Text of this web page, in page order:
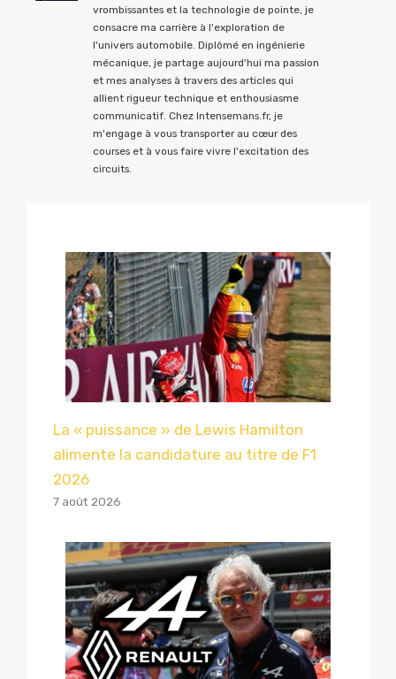
vrombissantes et la technologie de pointe, je
consacre ma carrière à l'exploration de
l'univers automobile. Diplômé en ingénierie
mécanique, je partage aujourd'hui ma passion
et mes analyses à travers des articles qui
allient rigueur technique et enthousiasme
communicatif. Chez Intensemans.fr, je
m'engage à vous transporter au cœur des
courses et à vous faire vivre l'excitation des
circuits.
La « puissance » de Lewis Hamilton
alimente la candidature au titre de F1
2026
7 août 2026